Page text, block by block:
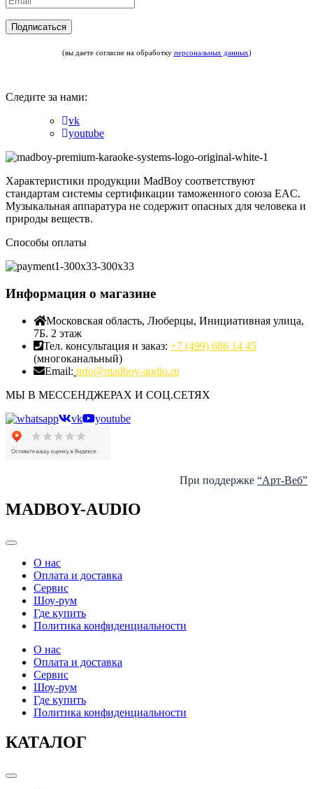
(вы даете согласие на обработку персональных данных)
Следите за нами:
vk
youtube
Характеристики продукции MadBoy соответствуют
стандартам системы сертификации таможенного союза EAC.
Музыкальная аппаратура не содержит опасных для человека и
природы веществ.
Способы оплаты
Информация о магазине
Московская область, Люберцы, Инициативная улица,
7Б. 2 этаж
Тел. консультация и заказ: +7 (499) 686 14 45
(многоканальный)
Email: info@madboy-audio.ru
МЫ В МЕССЕНДЖЕРАХ И СОЦ.СЕТЯХ
vk
youtube
При поддержке “Арт-Веб”
MADBOY-AUDIO
Categories
О нас
Оплата и доставка
Сервис
Шоу-рум
Где купить
Политика конфиденциальности
О нас
Оплата и доставка
Сервис
Шоу-рум
Где купить
Политика конфиденциальности
КАТАЛОГ
Categories